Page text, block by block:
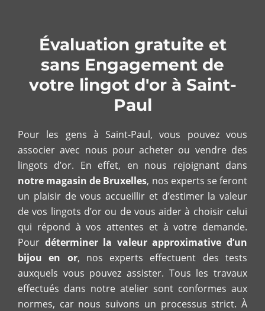
Évaluation gratuite et
sans Engagement de
votre lingot d'or à Saint-
Paul
Pour les gens à Saint-Paul, vous pouvez vous
associer avec nous pour acheter ou vendre des
lingots d’or. En effet, en nous rejoignant dans
notre magasin de Bruxelles, nos experts se feront
un plaisir de vous accueillir et d’estimer la valeur
de vos lingots d’or ou de vous aider à choisir celui
qui répond à vos attentes et à votre demande.
Pour déterminer la valeur approximative d’un
bijou en or, nos experts effectuent des tests
auxquels vous pouvez assister. Tous les travaux
effectués dans notre atelier sont conformes aux
normes, car nous suivons un processus strict. À